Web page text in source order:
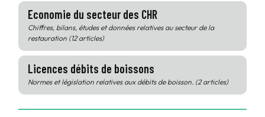
Economie du secteur des CHR
Chiffres, bilans, études et données relatives au secteur de la
restauration (12 articles)
Licences débits de boissons
Normes et législation relatives aux débits de boisson. (2 articles)